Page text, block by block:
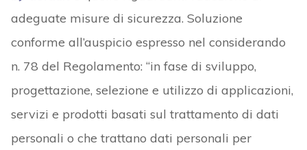
adeguate misure di sicurezza. Soluzione
conforme all’auspicio espresso nel considerando
n. 78 del Regolamento: “in fase di sviluppo,
progettazione, selezione e utilizzo di applicazioni,
servizi e prodotti basati sul trattamento di dati
personali o che trattano dati personali per